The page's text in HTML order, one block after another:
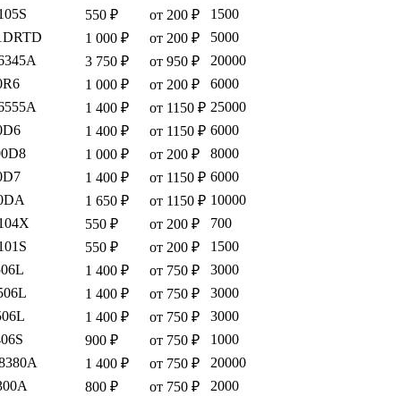
550 ₽ от 200 ₽
1500
1 000 ₽ от 200 ₽
5000
3 750 ₽ от 950 ₽
20000
1 000 ₽ от 200 ₽
6000
1 400 ₽ от 1150 ₽ 25000
1 400 ₽ от 1150 ₽ 6000
1 000 ₽ от 200 ₽
8000
1 400 ₽ от 1150 ₽ 6000
1 650 ₽ от 1150 ₽ 10000
550 ₽ от 200 ₽
700
550 ₽ от 200 ₽
1500
1 400 ₽ от 750 ₽
3000
1 400 ₽ от 750 ₽
3000
1 400 ₽ от 750 ₽
3000
900 ₽ от 750 ₽
1000
1 400 ₽ от 750 ₽
20000
800 ₽ от 750 ₽
2000